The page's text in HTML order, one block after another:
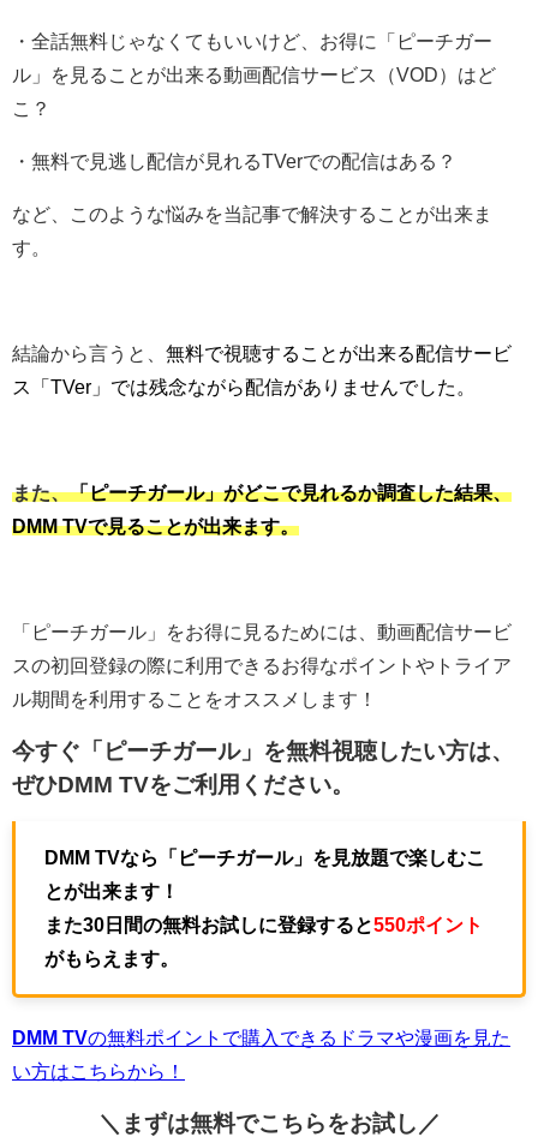
・全話無料じゃなくてもいいけど、お得に「ピーチガー
ル」を見ることが出来る動画配信サービス（VOD）はど
こ？
・無料で見逃し配信が見れるTVerでの配信はある？
など、このような悩みを当記事で解決することが出来ま
す。
結論から言うと、 無料で視聴することが出来る配信サービ
ス「TVer」では残念ながら配信がありませんでした。
また、「ピーチガール」がどこで見れるか調査した結果、
DMM TVで見ることが出来ます。
「ピーチガール」をお得に見るためには、動画配信サービ
スの初回登録の際に利用できるお得なポイントやトライア
ル期間を利用することをオススメします！
今すぐ「ピーチガール」を無料視聴したい方は、
ぜひ DMM TVをご利用ください。
DMM TVなら「ピーチガール」を見放題で楽しむこ
とが出来ます！
また30日間の無料お試しに登録すると550ポイント
がもらえます。
DMM TVの無料ポイントで購入できるドラマや漫画を見た
い方はこちらから！
＼まずは無料でこちらをお試し／